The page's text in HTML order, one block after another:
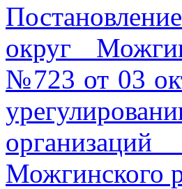
округ
№723 от 03
Можгинского